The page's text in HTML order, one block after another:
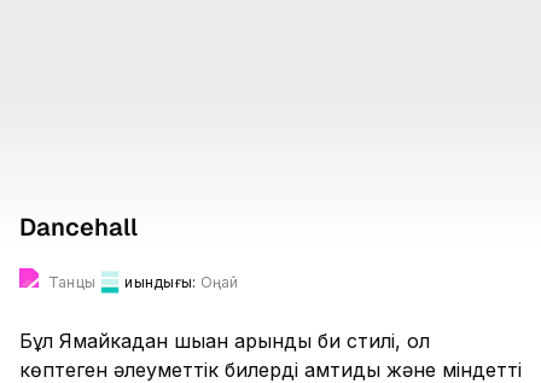
Dancehall
Танцы Қиындығы: Оңай
Бұл Ямайкадан шыққан қарқынды би стилі, ол
көптеген әлеуметтік билерді қамтиды және міндетті